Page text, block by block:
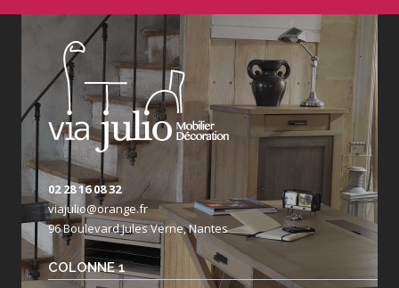
02 28 16 08 32
viajulio@orange.fr
96 Boulevard Jules Verne, Nantes
COLONNE 1